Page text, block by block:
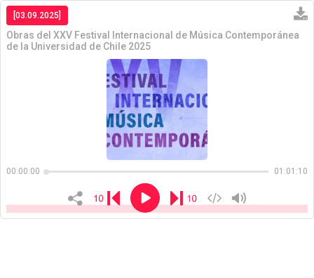
[03.09.2025]
Obras del XXV Festival Internacional de Música Contemporánea
de la Universidad de Chile 2025
00:00:00 01:01:10